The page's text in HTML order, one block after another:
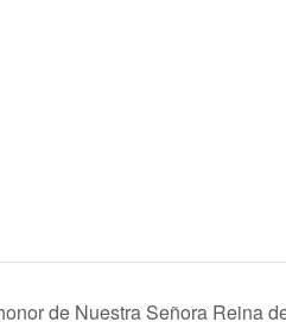
de Nuestra Señora Reina